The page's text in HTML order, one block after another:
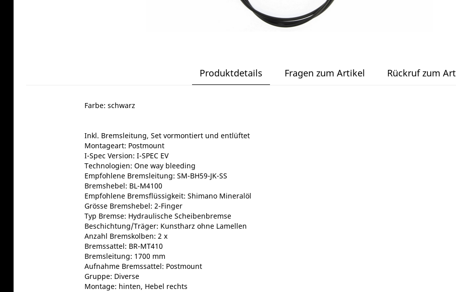
Produktdetails Fragen zum Artikel Rückruf zum
Farbe: schwarz
Inkl. Bremsleitung, Set vormontiert und entlüftet
Montageart: Postmount
I-Spec Version: I-SPEC EV
Technologien: One way bleeding
Empfohlene Bremsleitung: SM-BH59-JK-SS
Bremshebel: BL-M4100
Empfohlene Bremsflüssigkeit: Shimano Mineralöl
Grösse Bremshebel: 2-Finger
Typ Bremse: Hydraulische Scheibenbremse
Beschichtung/Träger: Kunstharz ohne Lamellen
Anzahl Bremskolben: 2 x
Bremssattel: BR-MT410
Bremsleitung: 1700 mm
Aufnahme Bremssattel: Postmount
Gruppe: Diverse
Montage: hinten, Hebel rechts